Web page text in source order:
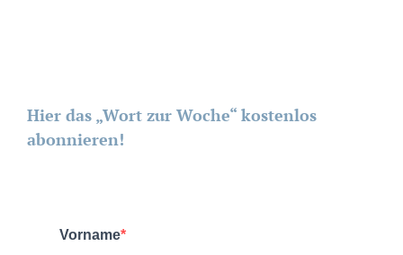
Hier das „Wort zur Woche“ kostenlos
abonnieren!